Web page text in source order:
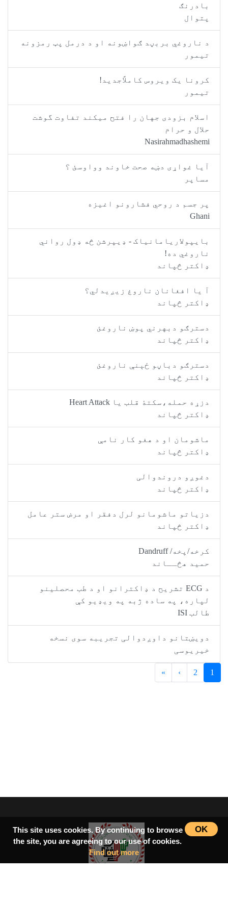
بادرنګ
پتوال
د ناروغي بربڼد ګواښونه او د درمل پټ رمزونه
تيمور
کرونا یک ویروس کاملاًجدید!
تيمور
اسلام بزودی جهان را فتح میکند تفاوت گوشت
حلال و حرام
Nasirahmadhashemi
آیا غواړی دښه صحت خاوند وواوسئ ؟
مساپر
پر جسم د روحي فشارونو اغیزه
Ghani
بايپولاريامانياک - ډيپرشن څه ډول رواني
ناروغي ده!
ډاکتر څپاند
آ يا افغانان ناروغ زيږيدلي؟
ډاکتر څپاند
دسترګو دبهرني پوښ ناروغئ
ډاکتر څپاند
دسترګو دباڼو ځېنې ناروغئ
ډاکتر څپاند
دزړه حمله،سکتۀ قلب يا Heart Attack
ډاکتر څپاند
ماشومان او د هغو کار نامې
ډاکتر څپاند
دغوږو دروندوالی
ډاکتر څپاند
دزياتو ماشومانو لرل دفقر او مرض ستر عامل
ډاکتر څپاند
کرخه/پخه/ Dandruff
حمید هڅــاند
د ECG تشریح د ډاکترانو او د طب محصلینو
لپاره، په ساده ژبه په ویډیو کې
طالب ISI
دویښتانو داوږدوالی تجریبه سوی نسخه
خیریوسی
1
2
›
»
OK
This site uses cookies. By continuing to browse
the site, you are agreeing to our use of cookies.
Find out more